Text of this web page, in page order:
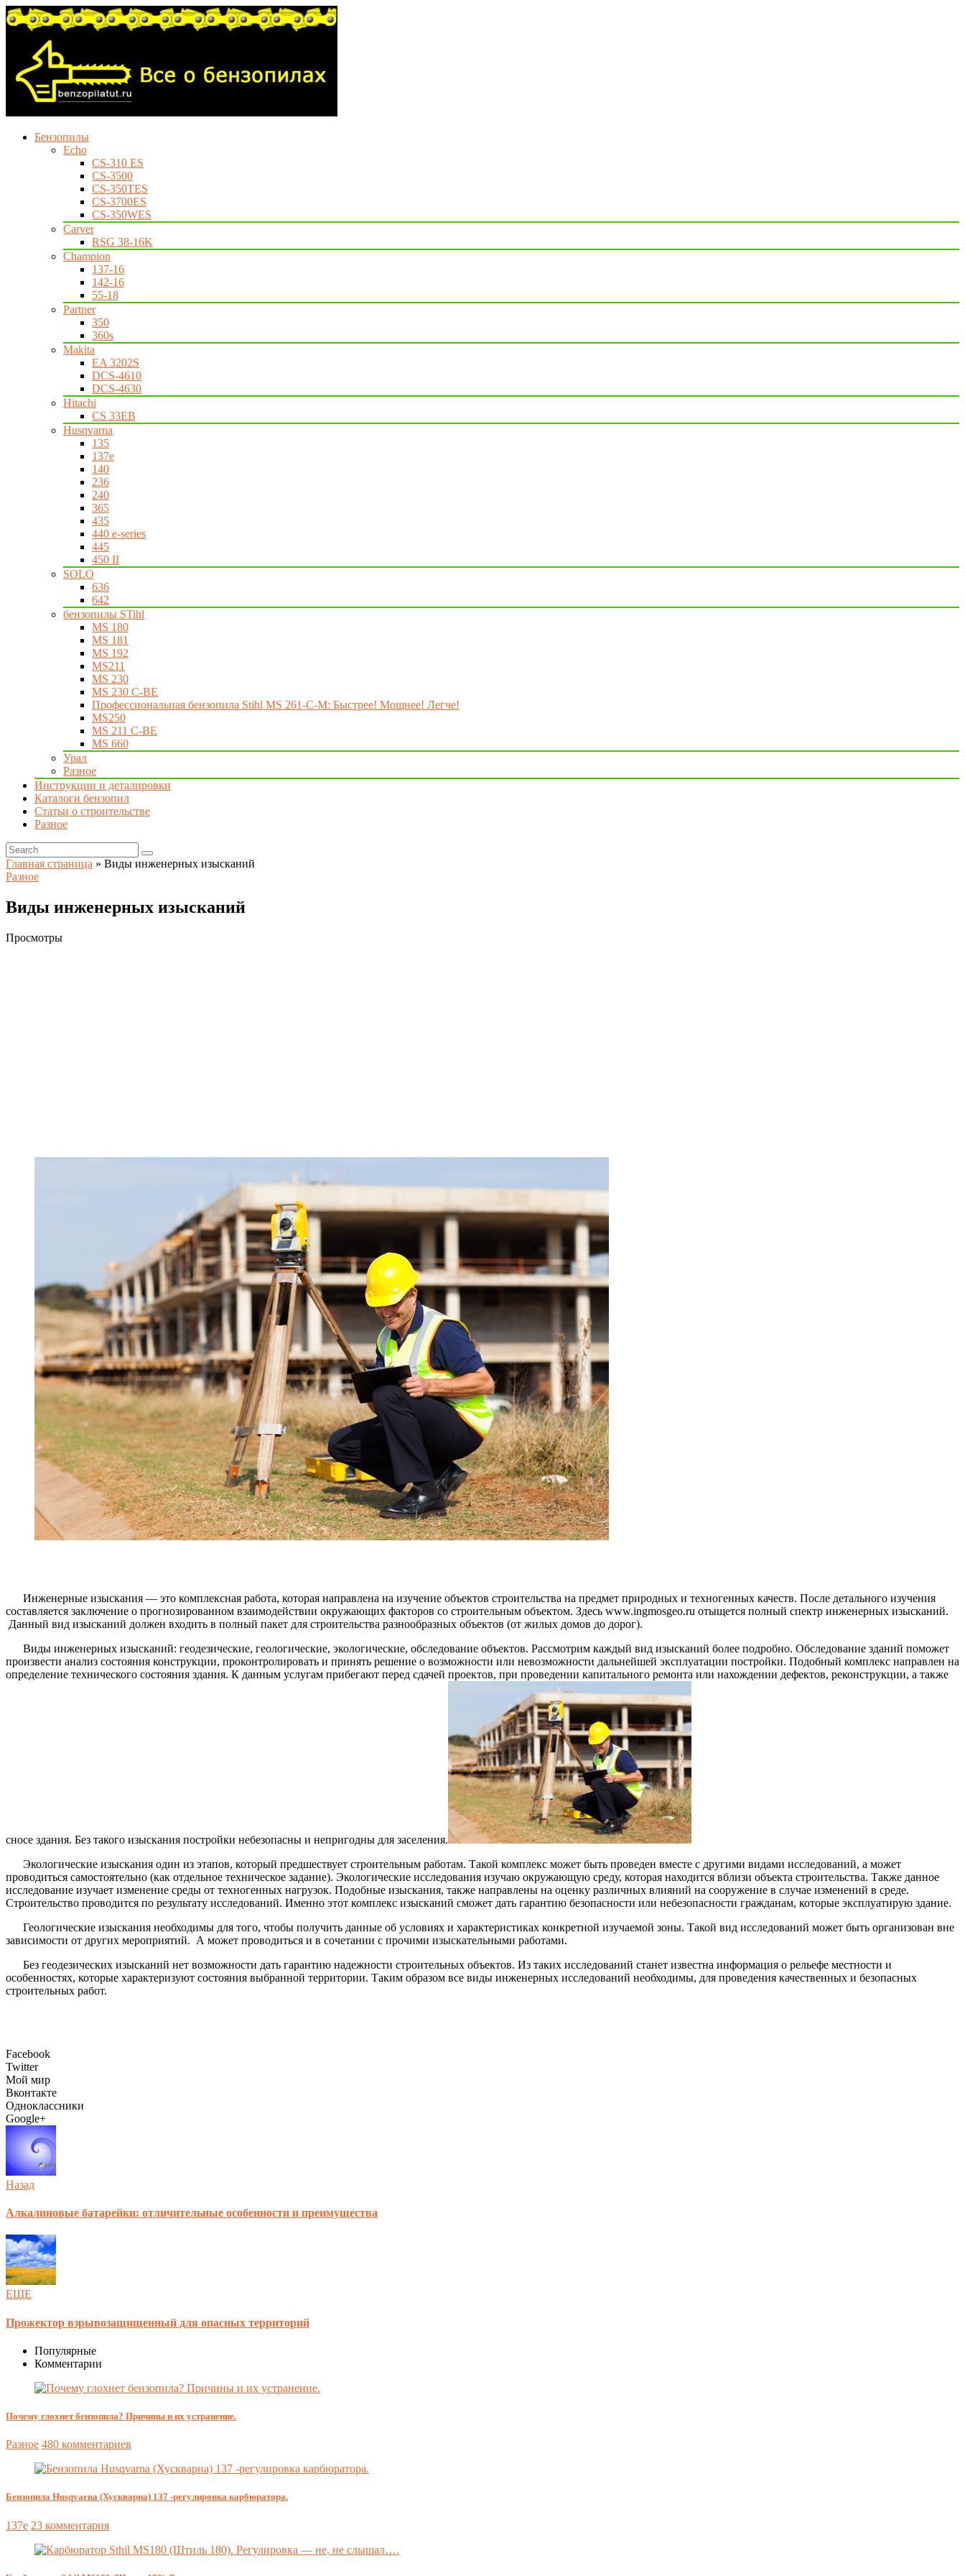
Бензопилы
Echo
CS-310 ES
CS-3500
CS-350TES
CS-3700ES
CS-350WES
Carver
RSG 38-16K
Champion
137-16
142-16
55-18
Partner
350
360s
Makita
EA 3202S
DCS-4610
DCS-4630
Hitachi
CS 33EB
Husqvarna
135
137e
140
236
240
365
435
440 e-series
445
450 II
SOLO
636
642
бензопилы STihl
MS 180
MS 181
MS 192
MS211
MS 230
MS 230 C-BE
Профессиональная бензопила Stihl MS 261-C-M: Быстрее! Мощнее! Легче!
MS250
MS 211 C-BE
MS 660
Урал
Разное
Инструкции и деталировки
Каталоги бензопил
Статьи о строительстве
Разное
Главная страница » Виды инженерных изысканий
Разное
Виды инженерных изысканий
Просмотры
Инженерные изыскания — это комплексная работа, которая направлена на изучение объектов строительства на предмет природных и техногенных качеств. После детального изучения
составляется заключение о прогнозированном взаимодействии окружающих факторов со строительным объектом. Здесь www.ingmosgeo.ru отыщется полный спектр инженерных изысканий.
Данный вид изысканий должен входить в полный пакет для строительства разнообразных объектов (от жилых домов до дорог).
Виды инженерных изысканий: геодезические, геологические, экологические, обследование объектов. Рассмотрим каждый вид изысканий более подробно. Обследование зданий поможет
произвести анализ состояния конструкции, проконтролировать и принять решение о возможности или невозможности дальнейшей эксплуатации постройки. Подобный комплекс направлен на
определение технического состояния здания. К данным услугам прибегают перед сдачей проектов, при проведении капитального ремонта или нахождении дефектов, реконструкции, а также
сносе здания. Без такого изыскания постройки небезопасны и непригодны для заселения.
Экологические изыскания один из этапов, который предшествует строительным работам. Такой комплекс может быть проведен вместе с другими видами исследований, а может
проводиться самостоятельно (как отдельное техническое задание). Экологические исследования изучаю окружающую среду, которая находится вблизи объекта строительства. Также данное
исследование изучает изменение среды от техногенных нагрузок. Подобные изыскания, также направлены на оценку различных влияний на сооружение в случае изменений в среде.
Строительство проводится по результату исследований. Именно этот комплекс изысканий сможет дать гарантию безопасности или небезопасности гражданам, которые эксплуатирую здание.
Геологические изыскания необходимы для того, чтобы получить данные об условиях и характеристиках конкретной изучаемой зоны. Такой вид исследований может быть организован вне
зависимости от других мероприятий. А может проводиться и в сочетании с прочими изыскательными работами.
Без геодезических изысканий нет возможности дать гарантию надежности строительных объектов. Из таких исследований станет известна информация о рельефе местности и
особенностях, которые характеризуют состояния выбранной территории. Таким образом все виды инженерных исследований необходимы, для проведения качественных и безопасных
строительных работ.
Facebook
Twitter
Мой мир
Вконтакте
Одноклассники
Google+
Назад
Алкалиновые батарейки: отличительные особенности и преимущества
ЕЩЕ
Прожектор взрывозащищенный для опасных территорий
Популярные
Комментарии
Почему глохнет бензопила? Причины и их устранение.
Разное 480 комментариев
Бензопила Husqvarna (Хускварна) 137 -регулировка карбюратора.
137e 23 комментария